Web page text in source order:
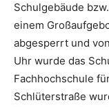
Schulgebäude
einem
abgesperrt und
Uhr wurde das
Fachhochschule
Schlüterstraße